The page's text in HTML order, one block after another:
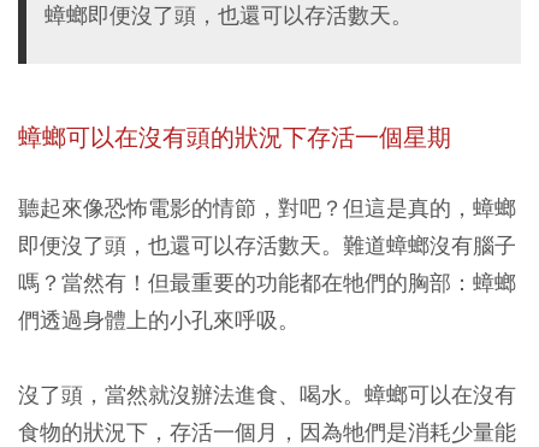
蟑螂即便沒了頭，也還可以存活數天。
蟑螂可以在沒有頭的狀況下存活一個星期
聽起來像恐怖電影的情節，對吧？但這是真的，蟑螂
即便沒了頭，也還可以存活數天。難道蟑螂沒有腦子
嗎？當然有！但最重要的功能都在牠們的胸部：蟑螂
們透過身體上的小孔來呼吸。
沒了頭，當然就沒辦法進食、喝水。蟑螂可以在沒有
食物的狀況下，存活一個月，因為牠們是消耗少量能